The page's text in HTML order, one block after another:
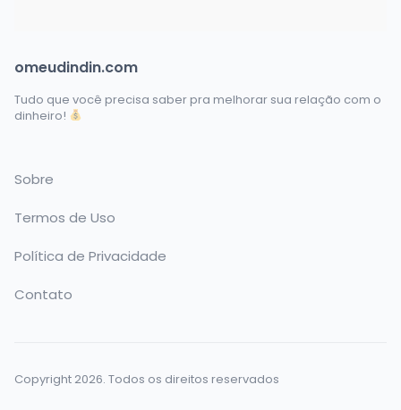
omeudindin.com
Tudo que você precisa saber pra melhorar sua relação com o
dinheiro!
Sobre
Termos de Uso
Política de Privacidade
Contato
Copyright 2026. Todos os direitos reservados